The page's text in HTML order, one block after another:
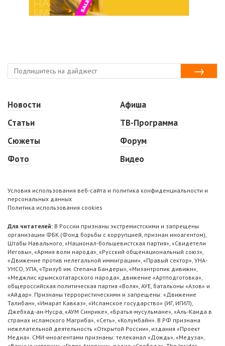
Новости
Статьи
Сюжеты
Фото
Афиша
ТВ-Программа
Форум
Видео
Условия использования веб-сайта и политика конфиденциальности и
персональных данных
Политика использования cookies
Для читателей: В России признаны экстремистскими и запрещены
организации ФБК (Фонд борьбы с коррупцией, признан иноагентом),
Штабы Навального, «Национал-большевистская партия», «Свидетели
Иеговы», «Армия воли народа», «Русский общенациональный союз»,
«Движение против нелегальной иммиграции», «Правый сектор», УНА-
УНСО, УПА, «Тризуб им. Степана Бандеры», «Мизантропик дивижн»,
«Меджлис крымскотатарского народа», движение «Артподготовка»,
общероссийская политическая партия «Воля», АУЕ, батальоны «Азов» и
«Айдар». Признаны террористическими и запрещены: «Движение
Талибан», «Имарат Кавказ», «Исламское государство» (ИГ, ИГИЛ),
Джебхад-ан-Нусра, «АУМ Синрике», «Братья-мусульмане», «Аль-Каида в
странах исламского Магриба», «Сеть», «Колумбайн». В РФ признана
нежелательной деятельность «Открытой России», издания «Проект
Медиа». СМИ-иноагентами признаны: телеканал «Дождь», «Медуза»,